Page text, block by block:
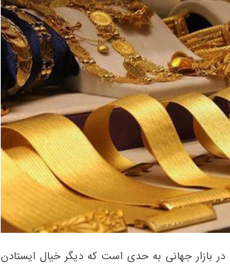
بازار جهانی به حدی است که دیگر خیال ایستادن